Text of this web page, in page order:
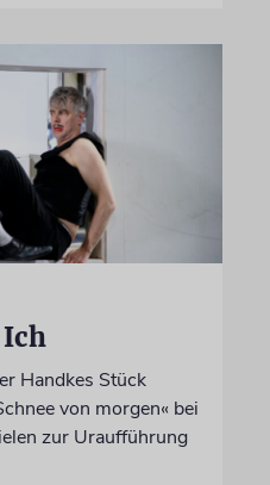
Handkes Stück
von morgen« bei
zur Uraufführung